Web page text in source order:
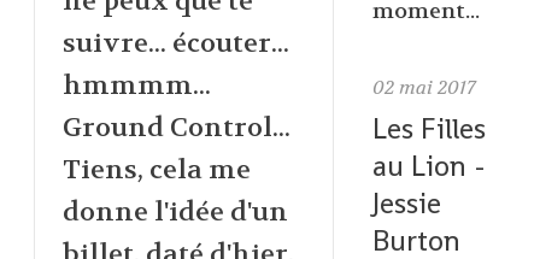
suivre... écouter...
hmmmm...
Ground Control...
Tiens, cela me
donne l'idée d'un
moment...
02 mai 2017
Les Filles
au Lion -
Jessie
Burton